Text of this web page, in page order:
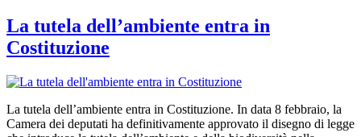
La tutela dell’ambiente entra in
Costituzione
La tutela dell’ambiente entra in Costituzione. In data 8 febbraio, la
Camera dei deputati ha definitivamente approvato il disegno di legge